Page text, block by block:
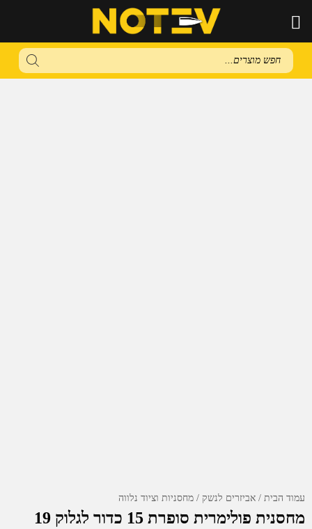
Products
search
עמוד הבית אביזרים לנשק מחסניות וציוד נלווה
מחסנית פולימרית סופרת 15 כדור לגלוק 19